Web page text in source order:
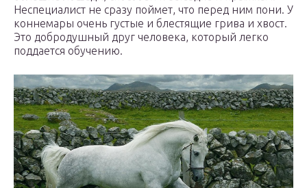
Неспециалист не сразу поймет, что перед ним пони. У
коннемары очень густые и блестящие грива и хвост.
Это добродушный друг человека, который легко
поддается обучению.